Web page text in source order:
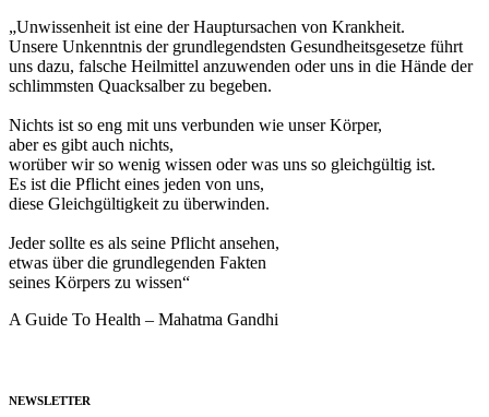
„Unwissenheit ist eine der Hauptursachen von Krankheit.
Unsere Unkenntnis der grundlegendsten Gesundheitsgesetze führt
uns dazu, falsche Heilmittel anzuwenden oder uns in die Hände der
schlimmsten Quacksalber zu begeben.
Nichts ist so eng mit uns verbunden wie unser Körper,
aber es gibt auch nichts,
worüber wir so wenig wissen oder was uns so gleichgültig ist.
Es ist die Pflicht eines jeden von uns,
diese Gleichgültigkeit zu überwinden.
Jeder sollte es als seine Pflicht ansehen,
etwas über die grundlegenden Fakten
seines Körpers zu wissen“
A Guide To Health – Mahatma Gandhi
NEWSLETTER